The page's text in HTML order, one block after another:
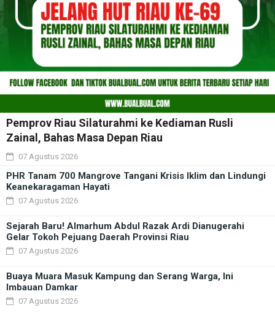
Pemprov Riau Silaturahmi ke Kediaman Rusli
Zainal, Bahas Masa Depan Riau
07 Agustus 2026
PHR Tanam 700 Mangrove Tangani Krisis Iklim dan Lindungi
Keanekaragaman Hayati
07 Agustus 2026
Sejarah Baru! Almarhum Abdul Razak Ardi Dianugerahi
Gelar Tokoh Pejuang Daerah Provinsi Riau
07 Agustus 2026
Buaya Muara Masuk Kampung dan Serang Warga, Ini
Imbauan Damkar
07 Agustus 2026